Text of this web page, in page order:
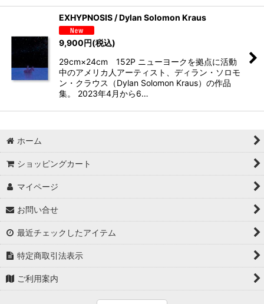
EXHYPNOSIS / Dylan Solomon Kraus
9,900円(税込)
29cm×24cm 152P ニューヨークを拠点に活動
中のアメリカ人アーティスト、ディラン・ソロモ
ン・クラウス（Dylan Solomon Kraus）の作品
集。 2023年4月から6…
ホーム
ショッピングカート
マイページ
お問い合せ
最近チェックしたアイテム
特定商取引法表示
ご利用案内